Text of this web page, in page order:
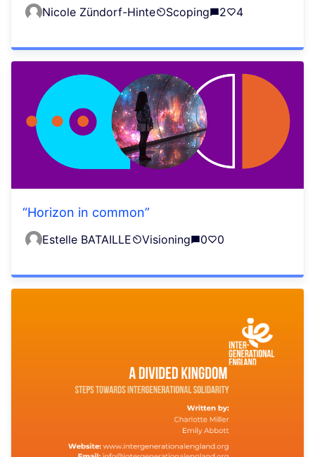
Nicole Zündorf-Hinte Scoping 2 4
“Horizon in common”
Estelle BATAILLE Visioning 0 0